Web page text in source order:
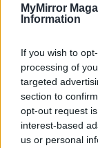
MyMirror
Information
If you wish to
processing of
targeted
section to
opt-out request
interest-based
us or personal